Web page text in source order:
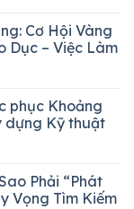
Cơ Hội Vàng
Dục – Việc Làm
phục Khoảng
dựng Kỹ thuật
Phải “Phát
Vọng Tìm Kiếm